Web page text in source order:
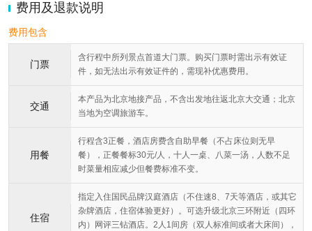
费用及退款说明
费用包含
门票
含行程中所列景点首道大门票。购买门票时需出示有效证
件，如无法出示有效证件的，需现补优惠费用。
交通
本产品为北京地接产品，不含出发地往返北京大交通；北京
当地为空调旅游车。
用餐
行程含3正餐，酒店房费含自助早餐（不占床位则无早
餐），正餐餐标30元/人，十人一桌、八菜一汤，人数不足
时菜量相应减少但餐费标准不变。
住宿
指定入住国民品牌汉庭酒店（不住速8、7天等酒店，或其它
杂牌酒店，住宿体验更好）。可选升级北京三环附近（四环
内）网评三钻酒店。2人1间房（双人标准间或者大床间），